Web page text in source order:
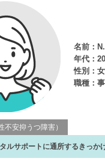
不安抑うつ障害）
名前：
年代：
性別：
職種：
ルサポートに通所するきっか